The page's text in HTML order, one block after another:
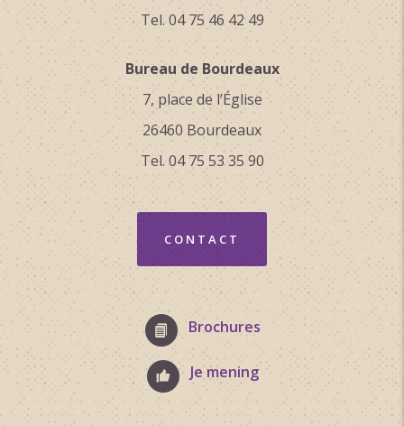
Tel. 04 75 46 42 49
Bureau de Bourdeaux
7, place de l’Église
26460 Bourdeaux
Tel. 04 75 53 35 90
CONTACT
Brochures
Je mening